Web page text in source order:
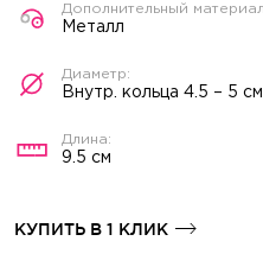
КУПИТЬ В 1 КЛИК
Металл
Внутр. кольца 4.5 – 5 см
9.5 см